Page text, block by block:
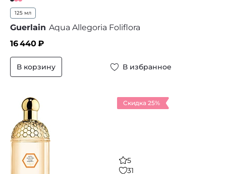
125 мл
Guerlain Aqua Allegoria Foliflora
16 440₽
В корзину В избранное
Скидка 25%
5
31